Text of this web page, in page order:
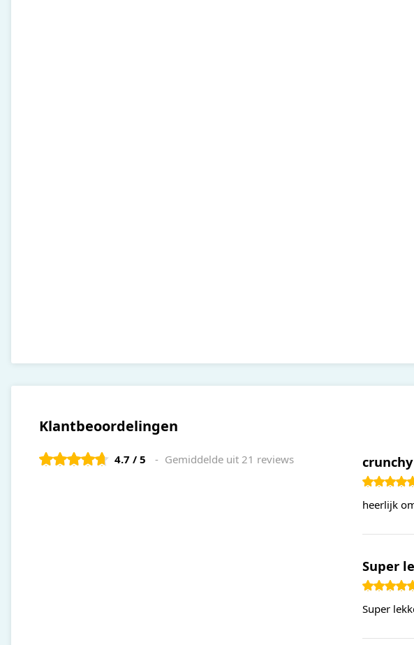
Klantbeoordelingen
4.7 / 5 Gemiddelde uit 21 reviews
heerlijk
Super
Super